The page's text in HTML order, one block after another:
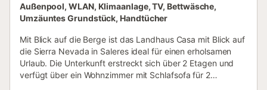
Außenpool, WLAN, Klimaanlage, TV, Bettwäsche,
Umzäuntes Grundstück, Handtücher
Mit Blick auf die Berge ist das Landhaus Casa mit Blick auf
die Sierra Nevada in Saleres ideal für einen erholsamen
Urlaub. Die Unterkunft erstreckt sich über 2 Etagen und
verfügt über ein Wohnzimmer mit Schlafsofa für 2